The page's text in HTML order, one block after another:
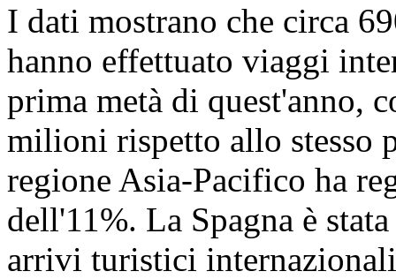
I dati mostrano che circa
hanno effettuato viaggi
prima metà di quest'anno,
milioni rispetto allo stesso
regione Asia-Pacifico ha
dell'11%. La Spagna è
arrivi turistici